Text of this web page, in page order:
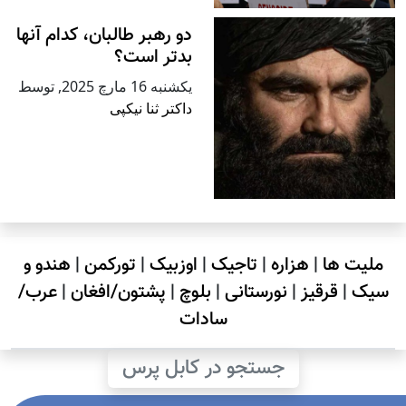
دو رهبر طالبان، کدام آنها
بدتر است؟
يكشنبه 16 مارچ 2025 , توسط
داکتر ثنا نیکپی
ملیت ها | هزاره| تاجیک| اوزبیک| تورکمن| هندو و
سیک| قرقیز| نورستانی| بلوچ | پشتون/افغان|عرب/
سادات
جستجو در کابل پرس